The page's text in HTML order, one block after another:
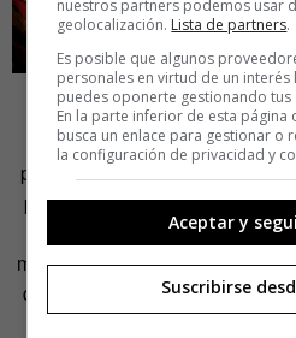
Otros jugadores, en cambio,
lenguaje de la máquina,
puntuaron cada vez más alto,
parado en los ochenta. Como
pureza extrema,como el
mundiales alcanzan un estado
que solo están ellos y la
que el resto.
nuestros partners podemos usar
geolocalización. Lista de partners.
Es posible que algunos
personales en virtud de un
puedes oponerte gestionando
En la parte inferior de esta página
busca un enlace para gestionar o
la configuración de privacidad y
Aceptar y
Suscribirse